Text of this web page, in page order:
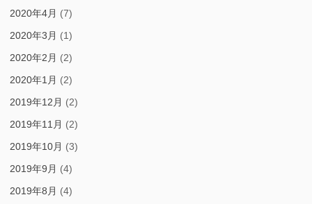
2020年4月 (7)
2020年3月 (1)
2020年2月 (2)
2020年1月 (2)
2019年12月 (2)
2019年11月 (2)
2019年10月 (3)
2019年9月 (4)
2019年8月 (4)